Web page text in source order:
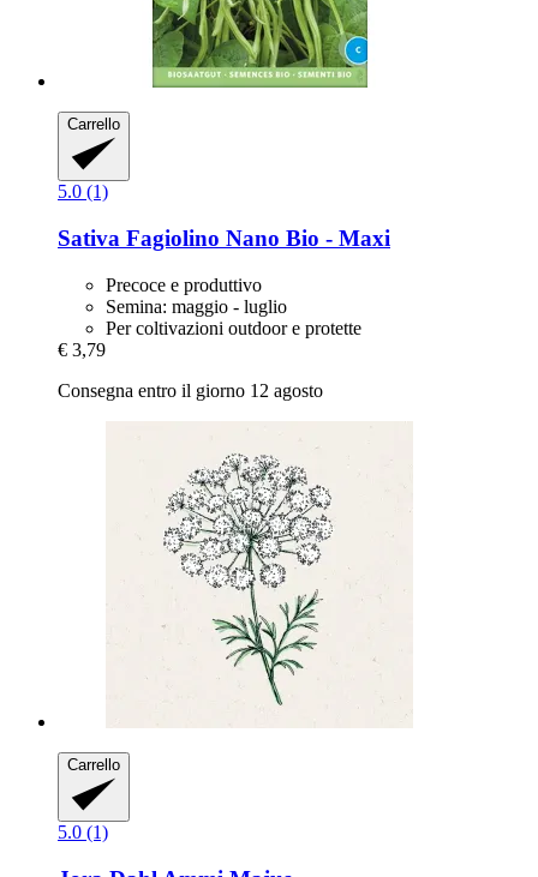
Carrello
5.0 (1)
Sativa Fagiolino Nano Bio -​ Maxi
Precoce e produttivo
Semina: maggio - luglio
Per coltivazioni outdoor e protette
€ 3,79
Consegna entro il giorno 12 agosto
Carrello
5.0 (1)